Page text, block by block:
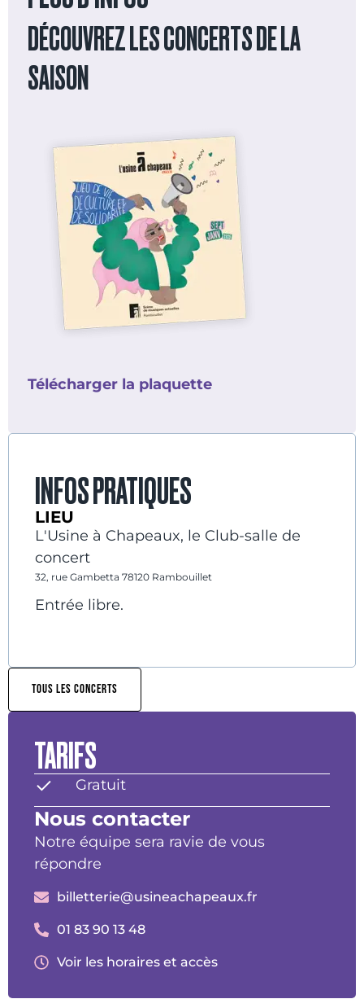
DÉCOUVREZ LES CONCERTS DE LA
SAISON
Télécharger la plaquette
INFOS PRATIQUES
LIEU
L'Usine à Chapeaux, le Club-salle de
concert
32, rue Gambetta 78120 Rambouillet
Entrée libre.
TOUS LES CONCERTS
TARIFS
Gratuit
Nous contacter
Notre équipe sera ravie de vous
répondre
billetterie@usineachapeaux.fr
01 83 90 13 48
Voir les horaires et accès